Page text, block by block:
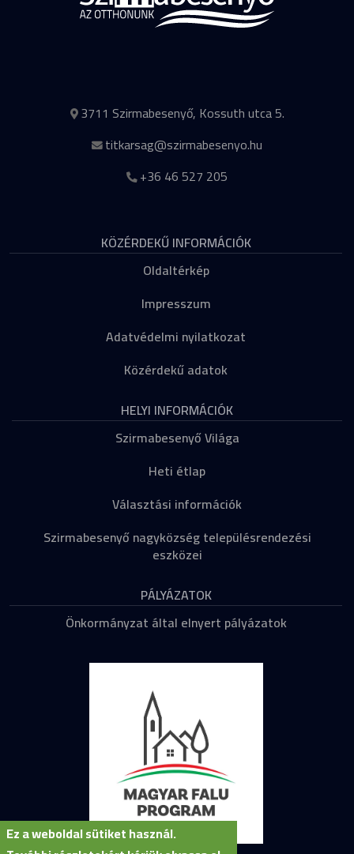
3711 Szirmabesenyő, Kossuth utca 5.
titkarsag@szirmabesenyo.hu
+36 46 527 205
KÖZÉRDEKŰ INFORMÁCIÓK
Oldaltérkép
Impresszum
Adatvédelmi nyilatkozat
Közérdekű adatok
HELYI INFORMÁCIÓK
Szirmabesenyő Világa
Heti étlap
Választási információk
Szirmabesenyő nagyközség településrendezési
eszközei
PÁLYÁZATOK
Önkormányzat által elnyert pályázatok
Ez a weboldal sütiket használ.